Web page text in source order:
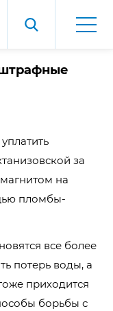
за
на
пломбы-
все более
потерь воды, а
приходится
борьбы с